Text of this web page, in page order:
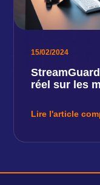
15/02/2024
réel sur les
Lire l'article